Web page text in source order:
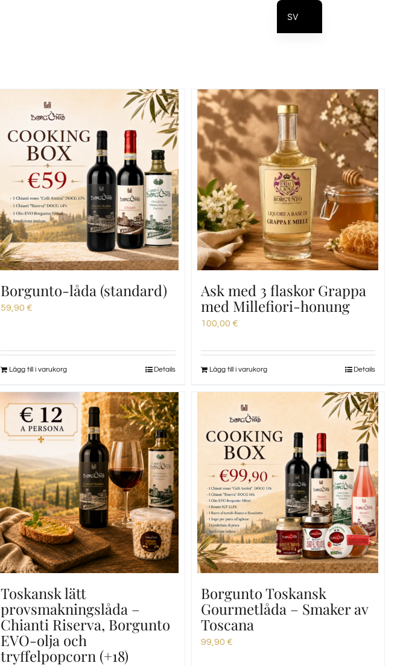
Borgunto-låda (standard)
59,90 €
Lägg till i varukorg Details
Ask med 3 flaskor Grappa
med Millefiori-honung
100,00 €
Lägg till i varukorg Details
Toskansk lätt
provsmakningslåda –
Chianti Riserva, Borgunto
EVO-olja och
tryffelpopcorn (+18)
Borgunto Toskansk
Gourmetlåda – Smaker av
Toscana
99,90 €
SV
IT_IT
PL
RU